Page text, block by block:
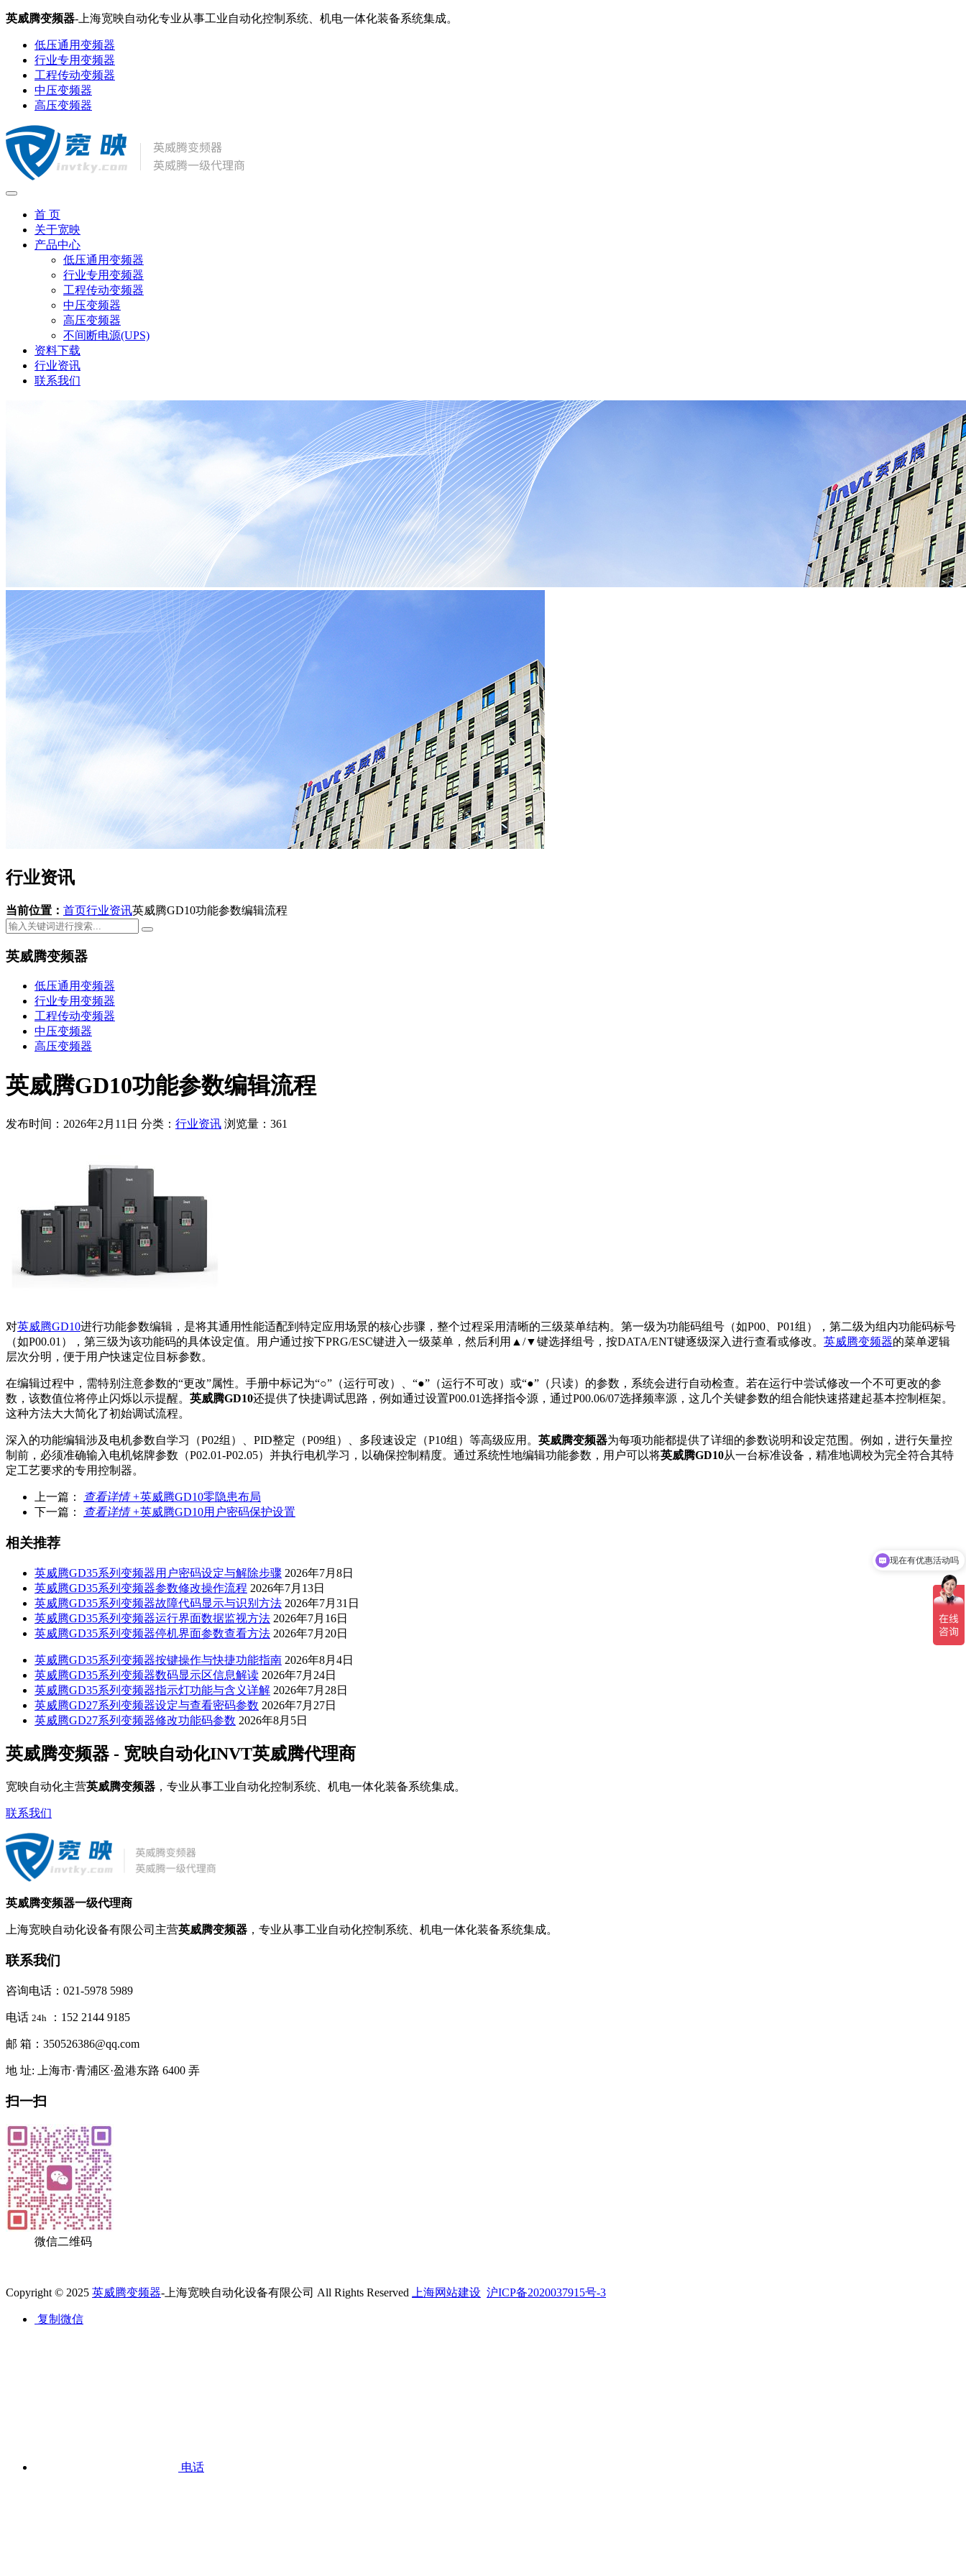
英威腾变频器-上海宽映自动化专业从事工业自动化控制系统、机电一体化装备系统集成。
低压通用变频器
行业专用变频器
工程传动变频器
中压变频器
高压变频器
首 页
关于宽映
产品中心
低压通用变频器
行业专用变频器
工程传动变频器
中压变频器
高压变频器
不间断电源(UPS)
资料下载
行业资讯
联系我们
行业资讯
当前位置： 首页行业资讯英威腾GD10功能参数编辑流程
英威腾变频器
低压通用变频器
行业专用变频器
工程传动变频器
中压变频器
高压变频器
英威腾GD10功能参数编辑流程
发布时间：2026年2月11日 分类： 行业资讯 浏览量：361
对英威腾GD10进行功能参数编辑，是将其通用性能适配到特定应用场景的核心步骤，整个过程采用清晰的三级菜单结构。第一级为功能码组号（如P00、P01组），第二级为组内功能码标号
（如P00.01），第三级为该功能码的具体设定值。用户通过按下PRG/ESC键进入一级菜单，然后利用▲/▼键选择组号，按DATA/ENT键逐级深入进行查看或修改。 英威腾变频器的菜单逻辑
层次分明，便于用户快速定位目标参数。
在编辑过程中，需特别注意参数的“更改”属性。手册中标记为“○”（运行可改）、“●”（运行不可改）或“●”（只读）的参数，系统会进行自动检查。若在运行中尝试修改一个不可更改的参
数，该数值位将停止闪烁以示提醒。 英威腾GD10还提供了快捷调试思路，例如通过设置P00.01选择指令源，通过P00.06/07选择频率源，这几个关键参数的组合能快速搭建起基本控制框架。
这种方法大大简化了初始调试流程。
深入的功能编辑涉及电机参数自学习（P02组）、PID整定（P09组）、多段速设定（P10组）等高级应用。 英威腾变频器为每项功能都提供了详细的参数说明和设定范围。例如，进行矢量控
制前，必须准确输入电机铭牌参数（P02.01-P02.05）并执行电机学习，以确保控制精度。通过系统性地编辑功能参数，用户可以将英威腾GD10从一台标准设备，精准地调校为完全符合其特
定工艺要求的专用控制器。
上一篇： 查看详情 +英威腾GD10零隐患布局
下一篇：
查看详情 +英威腾GD10用户密码保护设置
相关推荐
英威腾GD35系列变频器用户密码设定与解除步骤 2026年7月8日
英威腾GD35系列变频器参数修改操作流程 2026年7月13日
英威腾GD35系列变频器故障代码显示与识别方法 2026年7月31日
英威腾GD35系列变频器运行界面数据监视方法 2026年7月16日
英威腾GD35系列变频器停机界面参数查看方法 2026年7月20日
英威腾GD35系列变频器按键操作与快捷功能指南 2026年8月4日
英威腾GD35系列变频器数码显示区信息解读 2026年7月24日
英威腾GD35系列变频器指示灯功能与含义详解 2026年7月28日
英威腾GD27系列变频器设定与查看密码参数 2026年7月27日
英威腾GD27系列变频器修改功能码参数 2026年8月5日
英威腾变频器 - 宽映自动化INVT英威腾代理商
宽映自动化主营英威腾变频器 ，专业从事工业自动化控制系统、机电一体化装备系统集成。
联系我们
英威腾变频器一级代理商
上海宽映自动化设备有限公司主营英威腾变频器 ，专业从事工业自动化控制系统、机电一体化装备系统集成。
联系我们
咨询电话：021-5978 5989
电话 24h ：152 2144 9185
邮 箱：350526386@qq.com
地 址: 上海市·青浦区·盈港东路 6400 弄
扫一扫
微信二维码
Copyright © 2025 英威腾变频器-上海宽映自动化设备有限公司 All Rights Reserved 上海网站建设 沪ICP备2020037915号-3
复制微信
电话
可以介绍下你们的产品么